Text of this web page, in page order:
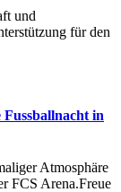
und
für den
in
Atmosphäre
FCS Arena.Freue